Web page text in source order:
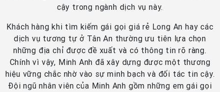
cậy trong ngành dịch vụ này.
Khách hàng khi tìm kiếm gái gọi giá rẻ Long An hay các
dịch vụ tương tự ở Tân An thường ưu tiên lựa chọn
những địa chỉ được đề xuất và có thông tin rõ ràng.
Chính vì vậy, Minh Anh đã xây dựng được một thương
hiệu vững chắc nhờ vào sự minh bạch và đối tác tin cậy.
Đội ngũ nhân viên của Minh Anh gồm những em gái gọi